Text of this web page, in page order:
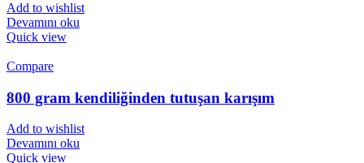
Add to wishlist
Devamını oku
Quick view
Compare
800 gram kendiliğinden tutuşan karışım
Add to wishlist
Devamını oku
Quick view